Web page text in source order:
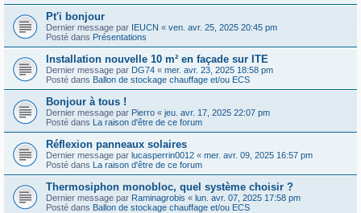
Pt'i bonjour
Dernier message par IEUCN « ven. avr. 25, 2025 20:45 pm
Posté dans Présentations
Installation nouvelle 10 m² en façade sur ITE
Dernier message par DG74 « mer. avr. 23, 2025 18:58 pm
Posté dans Ballon de stockage chauffage et/ou ECS
Bonjour à tous !
Dernier message par Pierro « jeu. avr. 17, 2025 22:07 pm
Posté dans La raison d'être de ce forum
Réflexion panneaux solaires
Dernier message par lucasperrin0012 « mer. avr. 09, 2025 16:57 pm
Posté dans La raison d'être de ce forum
Thermosiphon monobloc, quel système choisir ?
Dernier message par Raminagrobis « lun. avr. 07, 2025 17:58 pm
Posté dans Ballon de stockage chauffage et/ou ECS